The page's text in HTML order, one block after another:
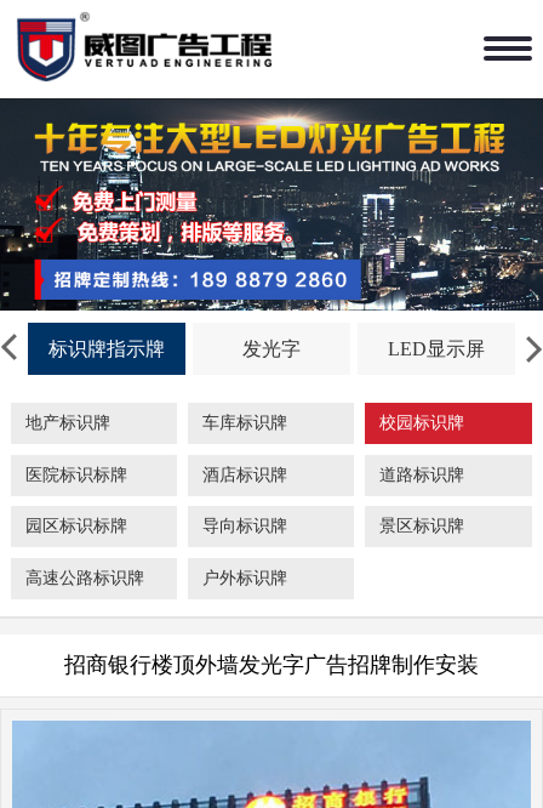
标识牌指示牌 发光字 LED显示屏
地产标识牌 车库标识牌 校园标识牌
医院标识标牌 酒店标识牌 道路标识牌
园区标识标牌 导向标识牌 景区标识牌
高速公路标识牌 户外标识牌
招商银行楼顶外墙发光字广告招牌制作安装